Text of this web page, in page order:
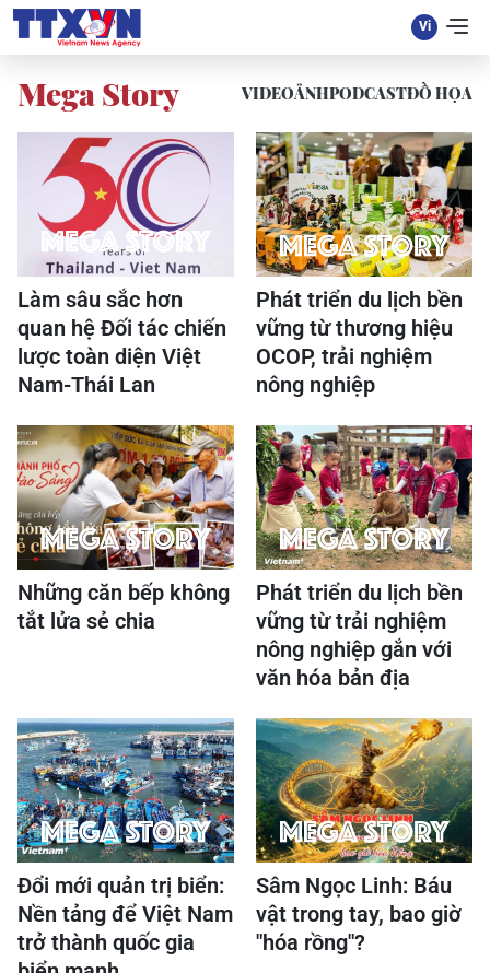
Mega Story VIDEOẢNHPODCASTĐỒ HỌA
Làm sâu sắc hơn
quan hệ Đối tác chiến
lược toàn diện Việt
Nam-Thái Lan
Phát triển du lịch bền
vững từ thương hiệu
OCOP, trải nghiệm
nông nghiệp
Những căn bếp không
tắt lửa sẻ chia
Phát triển du lịch bền
vững từ trải nghiệm
nông nghiệp gắn với
văn hóa bản địa
Đổi mới quản trị biển:
Nền tảng để Việt Nam
trở thành quốc gia
Sâm Ngọc Linh: Báu
vật trong tay, bao giờ
"hóa rồng"?